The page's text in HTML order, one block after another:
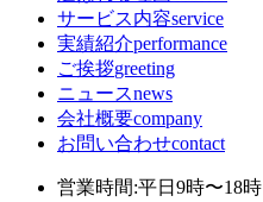
サービス内容service
実績紹介performance
ご挨拶greeting
ニュースnews
会社概要company
お問い合わせcontact
営業時間:平日9時〜18時